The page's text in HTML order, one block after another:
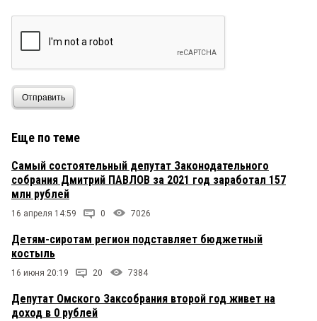
Отправить
Еще по теме
Самый состоятельный депутат Законодательного
собрания Дмитрий ПАВЛОВ за 2021 год заработал 157
млн рублей
16 апреля 14:59 0 7026
Детям-сиротам регион подставляет бюджетный
костыль
16 июня 20:19 20 7384
Депутат Омского Заксобрания второй год живет на
доход в 0 рублей